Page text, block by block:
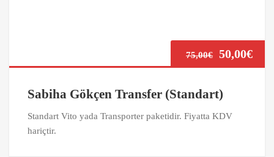
75,00€ 50,00€
Sabiha Gökçen Transfer (Standart)
Standart Vito yada Transporter paketidir. Fiyatta KDV
hariçtir.